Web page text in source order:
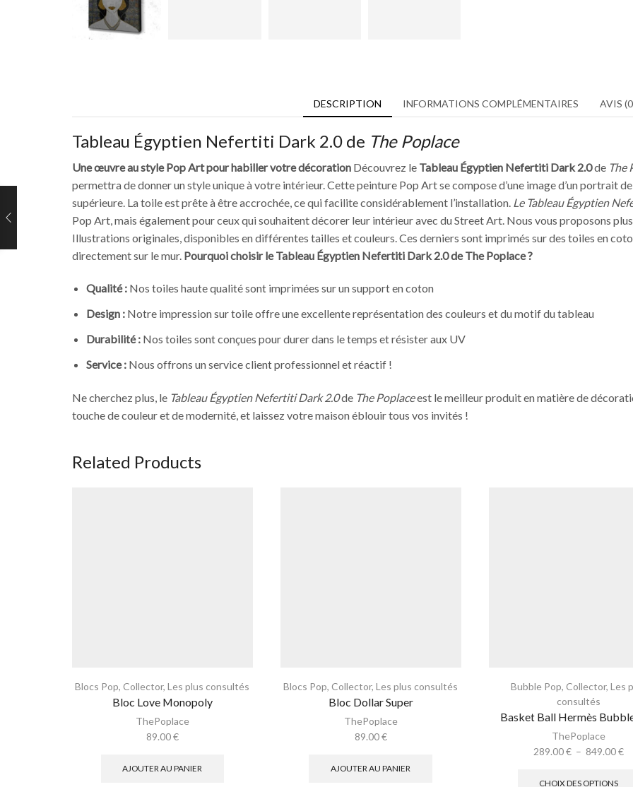
DESCRIPTION INFORMATIONS COMPLÉMENTAIRES AVIS
Tableau Égyptien Nefertiti Dark 2.0 de The Poplace
Une œuvre au style Pop Art pour habiller votre décoration Découvrez le Tableau Égyptien Nefertiti Dark 2.0de The
permettra de donner un style unique à votre intérieur. Cette peinture Pop Art se compose d’une image d’un portrait
supérieure. La toile est prête à être accrochée, ce qui facilite considérablement l’installation. Le Tableau Égyptien
Pop Art, mais également pour ceux qui souhaitent décorer leur intérieur avec du Street Art. Nous vous proposons
Illustrations originales, disponibles en différentes tailles et couleurs. Ces derniers sont imprimés sur des toiles en
directement sur le mur. Pourquoi choisir le Tableau Égyptien Nefertiti Dark 2.0 de The Poplace ?
Qualité : Nos toiles haute qualité sont imprimées sur un support en coton
Design : Notre impression sur toile offre une excellente représentation des couleurs et du motif du tableau
Durabilité : Nos toiles sont conçues pour durer dans le temps et résister aux UV
Service : Nous offrons un service client professionnel et réactif !
Ne cherchez plus, le Tableau Égyptien Nefertiti Dark 2.0de The Poplaceest le meilleur produit en matière de
touche de couleur et de modernité, et laissez votre maison éblouir tous vos invités !
Related Products
Blocs Pop,Collector,Les plus consultés
Bloc Love Monopoly
ThePoplace
89.00€
AJOUTER AU PANIER
Blocs Pop,Collector,Les plus consultés
Bloc Dollar Super
ThePoplace
89.00€
AJOUTER AU PANIER
Bubble Pop,Collector,Les
consultés
Basket Ball Hermès
ThePoplace
289.00€ – 849.00€
CHOIX DES OPTIONS